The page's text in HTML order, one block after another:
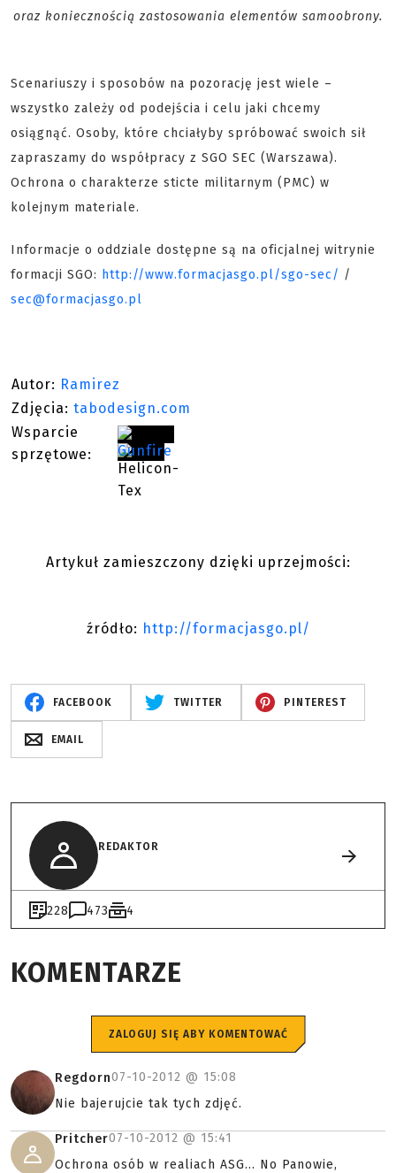
oraz koniecznością zastosowania elementów samoobrony.
Scenariuszy i sposobów na pozorację jest wiele –
wszystko zależy od podejścia i celu jaki chcemy
osiągnąć. Osoby, które chciałyby spróbować swoich sił
zapraszamy do współpracy z SGO SEC (Warszawa).
Ochrona o charakterze sticte militarnym (PMC) w
kolejnym materiale.
Informacje o oddziale dostępne są na oficjalnej witrynie
formacji SGO: http://www.formacjasgo.pl/sgo-sec/ /
sec@formacjasgo.pl
Autor: Ramirez
Zdjęcia: tabodesign.com
Wsparcie
sprzętowe:
Artykuł zamieszczony dzięki uprzejmości:
źródło: http://formacjasgo.pl/
FACEBOOK TWITTER PINTEREST
EMAIL
REDAKTOR
228 473 4
KOMENTARZE
ZALOGUJ SIĘ ABY KOMENTOWAĆ
Regdorn07-10-2012 @ 15:08
Nie bajerujcie tak tych zdjęć.
Pritcher07-10-2012 @ 15:41
Ochrona osób w realiach ASG... No Panowie,